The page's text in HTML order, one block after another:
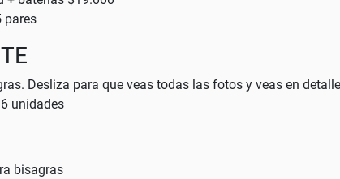
pares
Desliza para que veas todas las fotos y veas en
unidades
bisagras